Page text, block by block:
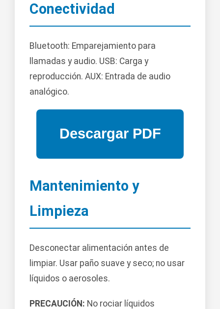
Conectividad
Bluetooth: Emparejamiento para
llamadas y audio. USB: Carga y
reproducción. AUX: Entrada de audio
analógico.
Mantenimiento y
Limpieza
Desconectar alimentación antes de
limpiar. Usar paño suave y seco; no usar
líquidos o aerosoles.
PRECAUCIÓN: No rociar líquidos